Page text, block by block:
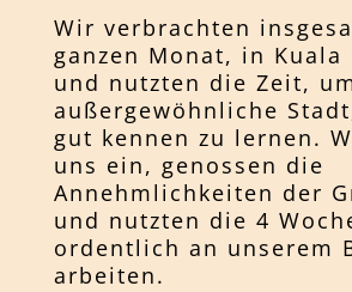
Wir verbrachten
ganzen Monat, in Kuala
und nutzten die Zeit,
außergewöhnliche
gut kennen zu lernen.
uns ein, genossen die
Annehmlichkeiten der
und nutzten die 4
ordentlich an unserem
arbeiten.